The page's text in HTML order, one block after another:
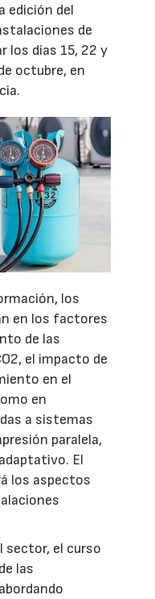
edición del
de
los días 15, 22 y
octubre, en
los
en los factores
de las
el impacto de
en el
en
a sistemas
paralela,
El
los aspectos
sector, el curso
las